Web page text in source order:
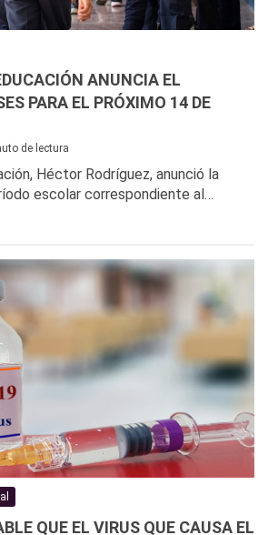
ANUNCIA EL
PARA EL PRÓXIMO 14 DE
de lectura
Héctor Rodríguez, anunció la
escolar correspondiente al…
QUE EL VIRUS QUE CAUSA EL